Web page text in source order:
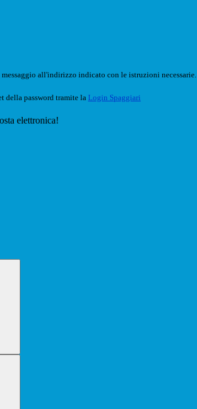
all'indirizzo indicato con le istruzioni necessarie.
della password tramite la Login Spaggiari
elettronica!